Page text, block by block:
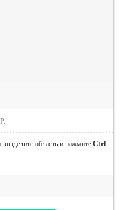
область и нажмите Ctrl